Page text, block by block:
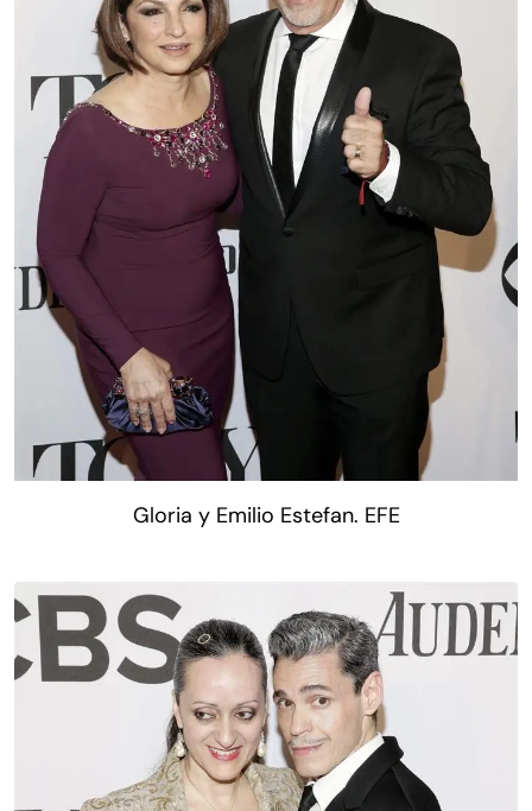
Gloria y Emilio Estefan. EFE